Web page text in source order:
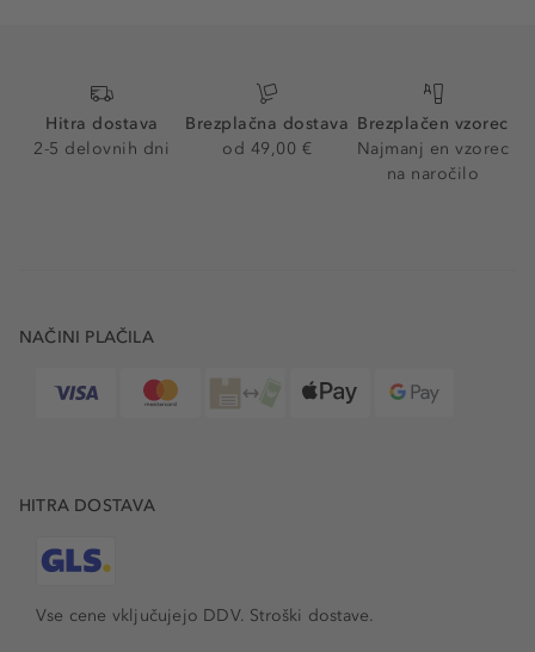
Hitra dostava
2-5 delovnih dni
Brezplačna dostava
od 49,00 €
Brezplačen vzorec
Najmanj en vzorec
na naročilo
NAČINI PLAČILA
HITRA DOSTAVA
Vse cene vključujejo DDV. Stroški dostave.